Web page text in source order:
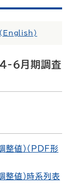
English )
6月期調査
整値）（PDF形
整値）時系列表